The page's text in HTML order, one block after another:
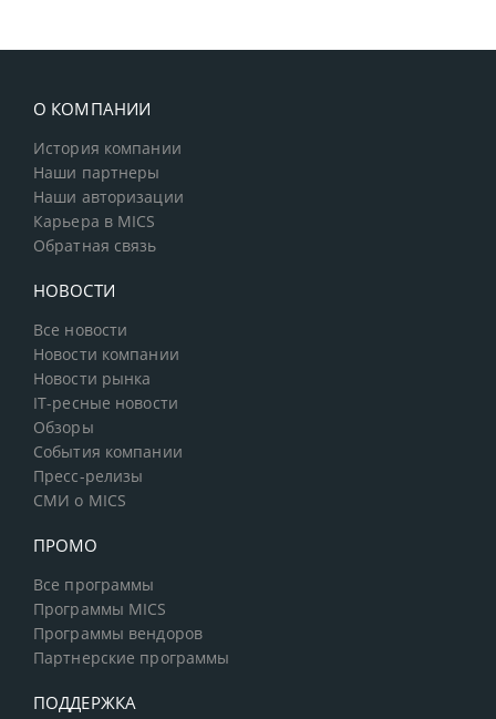
О КОМПАНИИ
История компании
Наши партнеры
Наши авторизации
Карьера в MICS
Обратная связь
НОВОСТИ
Все новости
Новости компании
Новости рынка
IT-ресные новости
Обзоры
События компании
Пресс-релизы
СМИ о MICS
ПРОМО
Все программы
Программы MICS
Программы вендоров
Партнерские программы
ПОДДЕРЖКА